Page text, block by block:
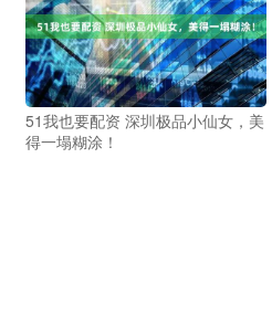
51我也要配资 深圳极品小仙女，美
得一塌糊涂！